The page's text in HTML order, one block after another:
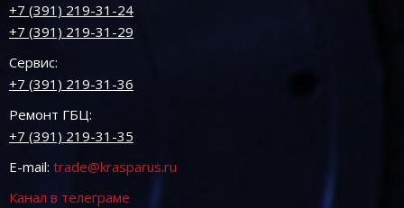
+7 (391) 219-31-24
+7 (391) 219-31-29
Сервис:
+7 (391) 219-31-36
Ремонт ГБЦ:
+7 (391) 219-31-35
E-mail: trade@krasparus.ru
Канал в телеграме